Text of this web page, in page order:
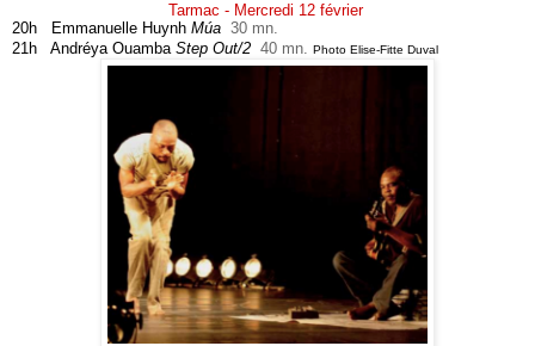
Tarmac - Mercredi 12 février
20h Emmanuelle Huynh Múa 30 mn.
21h Andréya Ouamba Step Out/2 40 mn. Photo Elise-Fitte Duval